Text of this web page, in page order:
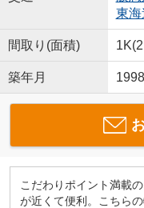
東海
間取り(面積)
築年月
こだわりポイント満載
が近くて便利。こちら